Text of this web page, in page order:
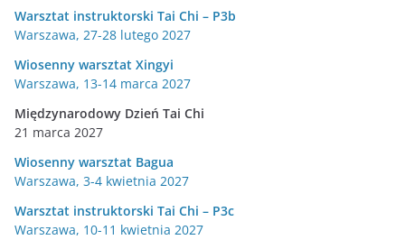
Warsztat instruktorski Tai Chi – P3b
Warszawa, 27-28 lutego 2027
Wiosenny warsztat Xingyi
Warszawa, 13-14 marca 2027
Międzynarodowy Dzień Tai Chi
21 marca 2027
Wiosenny warsztat Bagua
Warszawa, 3-4 kwietnia 2027
Warsztat instruktorski Tai Chi – P3c
Warszawa, 10-11 kwietnia 2027